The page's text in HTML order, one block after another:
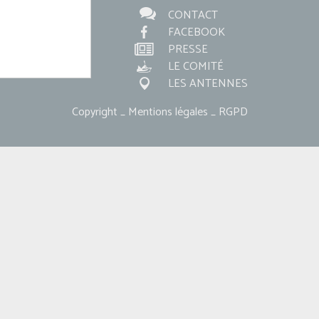
CONTACT
FACEBOOK
PRESSE
LE COMITÉ
LES ANTENNES
Copyright _ Mentions légales _ RGPD